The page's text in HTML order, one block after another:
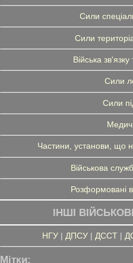
Сили
Сили
Війська
Сили
Сили
Частини, установи, що
Військова
Розформовані
ІНШІ
НГУ| ДПСУ| ДССТ|
Мітки: